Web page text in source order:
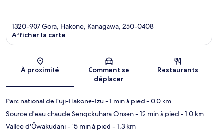
Carte
1320-907 Gora, Hakone, Kanagawa, 250-0408
Afficher la carte
À proximité
Comment se
déplacer
Restaurants
Parc national de Fuji-Hakone-Izu- 1 min à pied - 0.0 km
Source d'eau chaude Sengokuhara Onsen- 12 min à pied - 1.0 km
Vallée d'Ōwakudani- 15 min à pied - 1.3 km